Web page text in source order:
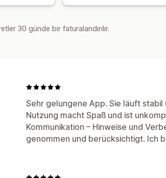
30 günde bir faturalandırılır.
Sehr gelungene App. Sie läuft
Nutzung macht Spaß und ist
Kommunikation – Hinweise und
genommen und berücksichtigt. Ich